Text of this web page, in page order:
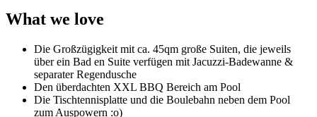
What we love
Die Großzügigkeit mit ca. 45qm große Suiten, die jeweils
über ein Bad en Suite verfügen mit Jacuzzi-Badewanne &
separater Regendusche
Den überdachten XXL BBQ Bereich am Pool
Die Tischtennisplatte und die Boulebahn neben dem Pool
zum Auspowern :o)